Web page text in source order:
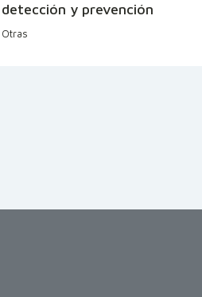
detección y prevención
Otras